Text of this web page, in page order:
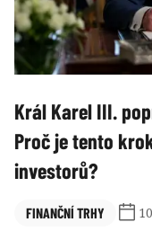
Král Karel III.
Proč je tento
investorů?
FINANČNÍ TRHY